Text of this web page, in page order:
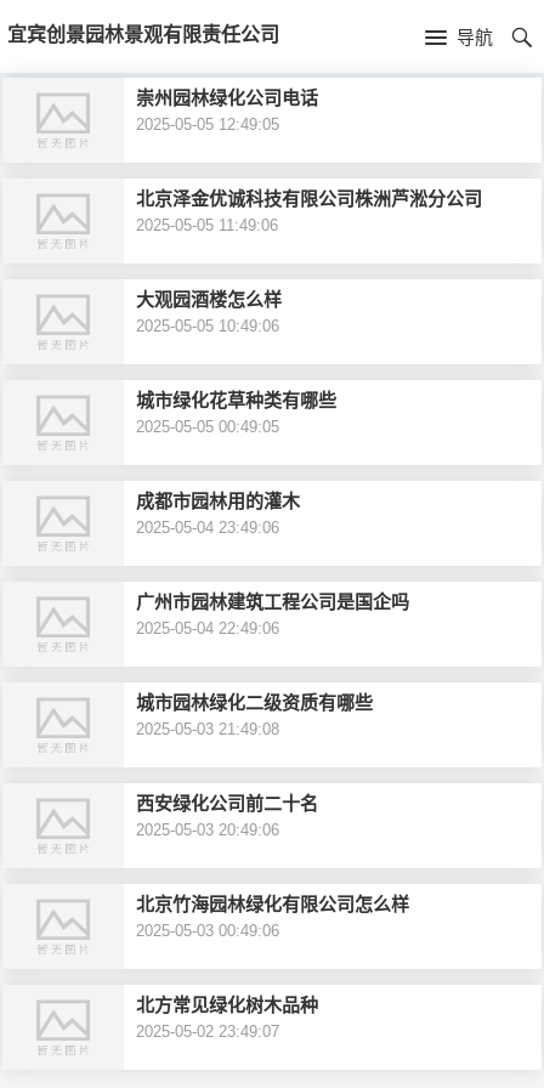
宜宾创景园林景观有限责任公司 导航
首
崇州园林绿化公司电话
2025-05-05 12:49:05
北京泽金优诚科技有限公司株洲芦淞分公司
2025-05-05 11:49:06
大观园酒楼怎么样
2025-05-05 10:49:06
城市绿化花草种类有哪些
2025-05-05 00:49:05
成都市园林用的灌木
2025-05-04 23:49:06
广州市园林建筑工程公司是国企吗
2025-05-04 22:49:06
城市园林绿化二级资质有哪些
2025-05-03 21:49:08
西安绿化公司前二十名
2025-05-03 20:49:06
北京竹海园林绿化有限公司怎么样
2025-05-03 00:49:06
北方常见绿化树木品种
2025-05-02 23:49:07